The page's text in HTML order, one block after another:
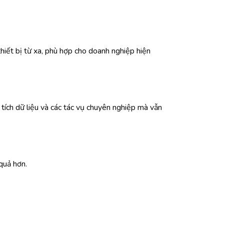
bị từ xa, phù hợp cho doanh nghiệp hiện
dữ liệu và các tác vụ chuyên nghiệp mà vẫn
hơn.